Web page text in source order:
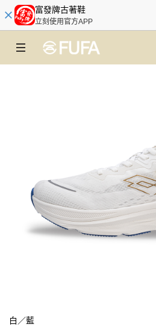
富發牌古著鞋
立刻使用官方APP
白／藍